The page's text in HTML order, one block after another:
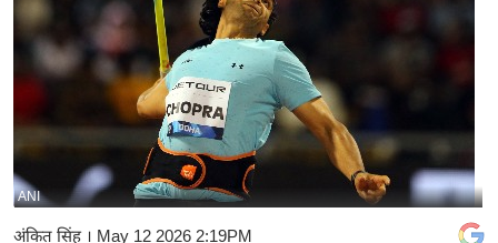
य
अं
त
र्रा
बि
ज़
ANI
अंकित सिंह। May 12 2026 2:19PM